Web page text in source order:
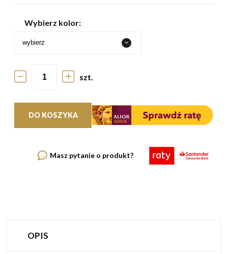
Wybierz kolor:
szt.
DO KOSZYKA
Masz pytanie o produkt?
OPIS